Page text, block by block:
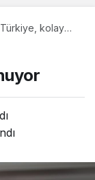
kolay
sunuyor